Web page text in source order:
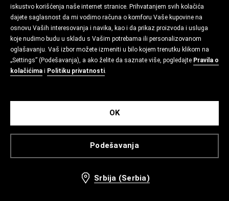
iskustvo korišćenja naše internet stranice. Prihvatanjem svih kolačića
dajete saglasnost da mi vodimo računa o komforu Vaše kupovine na
osnovu Vaših interesovanja i navika, kao i da prikaz proizvoda i usluga
koje nudimo budu u skladu s Vašim potrebama ili personalizovanom
oglašavanju. Vaš izbor možete izmeniti u bilo kojem trenutku klikom na
„Settings” (Podešavanja), a ako želite da saznate više, pogledajte Pravila o
kolačićima i Politiku privatnosti.
Podešavanja
OK
Srbija (Serbia)